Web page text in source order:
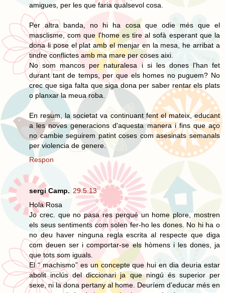
amigues, per les que faria qualsevol cosa.
Per altra banda, no hi ha cosa que odie més que el
masclisme, com que l'home es tire al sofà esperant que la
dona li pose el plat amb el menjar en la mesa, he arribat a
tindre conflictes amb ma mare per coses aixi.
No som mancos per naturalesa i si les dones l'han fet
durant tant de temps, per que els homes no puguem? No
crec que siga falta que siga dona per saber rentar els plats
o planxar la meua roba.
En resum, la societat va continuant fent el mateix, educant
a les noves generacions d'aquesta manera i fins que aço
no cambie seguirem patint coses com asesinats semanals
per violencia de genere.
Respon
sergi Camp. 29.5.13
Hola Rosa
Jo crec. que no pasa res perqué un home plore, mostren
els seus sentiments com solen fer-ho les dones. No hi ha o
no deu haver ninguna regla escrita al respecte que diga
com deuen ser i comportar-se els hòmens i les dones, ja
que tots som iguals.
El “ machismo” es un concepte que hui en dia deuria estar
abolit inclús del diccionari ja que ningú és superior per
sexe, ni la dona pertany al home. Deuríem d’educar més en